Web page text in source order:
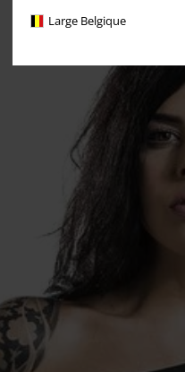
Large Belgique